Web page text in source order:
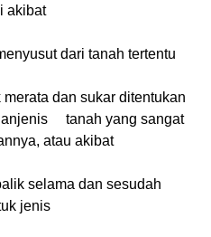
akibat
dari tanah tertentu
dan sukar ditentukan
tanah yang sangat
atau akibat
selama dan sesudah
jenis